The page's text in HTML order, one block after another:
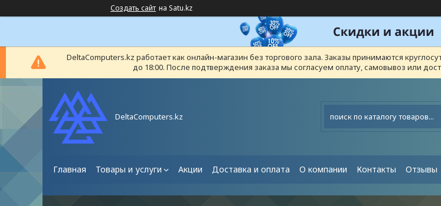
Создать сайт на Satu.kz
DeltaComputers.kz работает как онлайн-магазин без торгового зала. Заказы принимаются
до 18:00. После подтверждения заказа мы согласуем оплату, самовывоз или
DeltaComputers.kz
Главная Товары и услуги Акции Доставка и оплата О компании Контакты Отзывы